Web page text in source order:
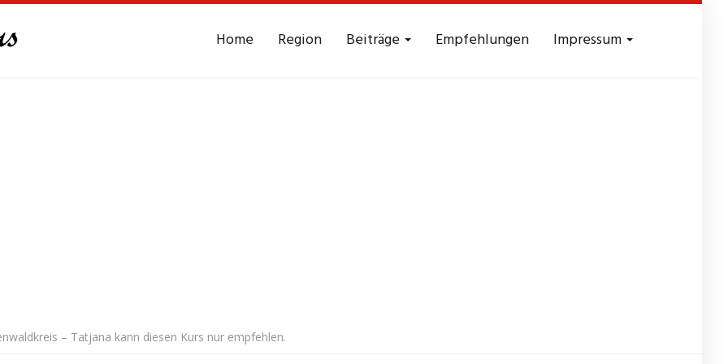
Home Region Beiträge Empfehlungen Impressum
– Tatjana kann diesen Kurs nur empfehlen.